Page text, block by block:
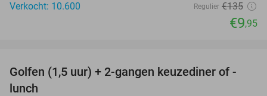
Verkocht: 10.600 Regulier €135
€9,95
62%
Golfen (1,5 uur) + 2-gangen keuzediner of -
lunch